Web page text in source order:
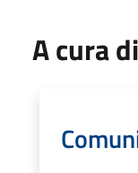
A cura di